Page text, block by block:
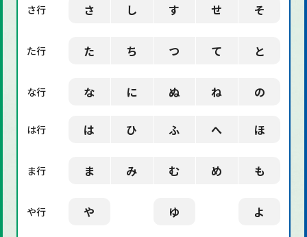
さ行 さ し す せ そ
た行 た ち つ て と
な行 な に ぬ ね の
は行 は ひ ふ へ ほ
ま行 ま み む め も
や行 や ゆ よ